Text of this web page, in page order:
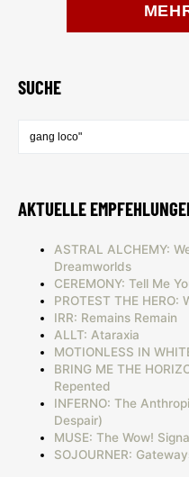
SUCHE
AKTUELLE
ASTRAL ALCHEMY:
Dreamworlds
CEREMONY: Tell Me
PROTEST THE HERO:
IRR: Remains Remain
ALLT: Ataraxia
MOTIONLESS IN
BRING ME THE
Repented
INFERNO: The
Despair)
MUSE: The Wow!
SOJOURNER: